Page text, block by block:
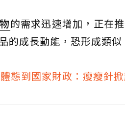
的需求迅速增加，正在
的成長動能，恐形成類
態到國家財政：瘦瘦針